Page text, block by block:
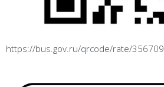
https://bus.gov.ru/qrcode/rate/356709